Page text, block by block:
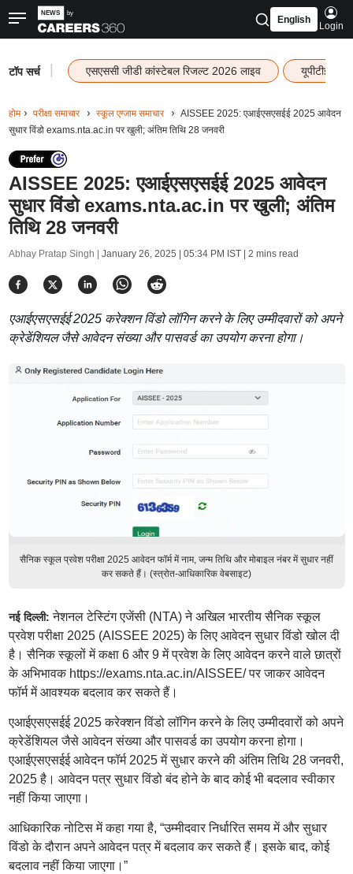
English
Login
टॉप सर्च एसएससी जीडी कांस्टेबल रिजल्ट 2026 लाइव यूपीटीईटी
होम परीक्षा समाचार स्कूल एग्जाम समाचार
AISSEE 2025: एआईएसएसईई 2025 आवेदन
सुधार विंडो exams.nta.ac.in पर खुली; अंतिम तिथि 28 जनवरी
AISSEE 2025: एआईएसएसईई 2025 आवेदन
सुधार विंडो exams.nta.ac.in पर खुली; अंतिम
तिथि 28 जनवरी
Abhay Pratap Singh | January 26, 2025 | 05:34 PM IST| 2 mins read
एआईएसएसईई 2025 करेक्शन विंडो लॉगिन करने के लिए उम्मीदवारों को अपने
क्रेडेंशियल जैसे आवेदन संख्या और पासवर्ड का उपयोग करना होगा।
सैनिक स्कूल प्रवेश परीक्षा 2025 आवेदन फॉर्म में नाम, जन्म तिथि और मोबाइल नंबर में सुधार नहीं
कर सकते हैं। (स्त्रोत-आधिकारिक वेबसाइट)
नई दिल्ली: नेशनल टेस्टिंग एजेंसी (NTA) ने अखिल भारतीय सैनिक स्कूल
प्रवेश परीक्षा 2025 (AISSEE 2025) के लिए आवेदन सुधार विंडो खोल दी
है। सैनिक स्कूलों में कक्षा 6 और 9 में प्रवेश के लिए आवेदन करने वाले छात्रों
के अभिभावक https://exams.nta.ac.in/AISSEE/ पर जाकर आवेदन
फॉर्म में आवश्यक बदलाव कर सकते हैं।
एआईएसएसईई 2025 करेक्शन विंडो लॉगिन करने के लिए उम्मीदवारों को अपने
क्रेडेंशियल जैसे आवेदन संख्या और पासवर्ड का उपयोग करना होगा।
एआईएसएसईई आवेदन फॉर्म 2025 में सुधार करने की अंतिम तिथि 28 जनवरी,
2025 है। आवेदन पत्र सुधार विंडो बंद होने के बाद कोई भी बदलाव स्वीकार
नहीं किया जाएगा।
आधिकारिक नोटिस में कहा गया है, “उम्मीदवार निर्धारित समय में और सुधार
विंडो के दौरान अपने आवेदन पत्र में बदलाव कर सकते हैं। इसके बाद, कोई
बदलाव नहीं किया जाएगा।”